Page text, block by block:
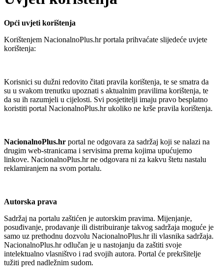
Opći uvjeti korištenja
Korištenjem NacionalnoPlus.hr portala prihvaćate slijedeće uvjete
korištenja:
Korisnici su dužni redovito čitati pravila korištenja, te se smatra da
su u svakom trenutku upoznati s aktualnim pravilima korištenja, te
da su ih razumjeli u cijelosti. Svi posjetitelji imaju pravo besplatno
koristiti portal NacionalnoPlus.hr ukoliko ne krše pravila korištenja.
NacionalnoPlus.hr portal ne odgovara za sadržaj koji se nalazi na
drugim web-stranicama i servisima prema kojima upućujemo
linkove. NacionalnoPlus.hr ne odgovara ni za kakvu štetu nastalu
reklamiranjem na svom portalu.
Autorska prava
Sadržaj na portalu zaštićen je autorskim pravima. Mijenjanje,
posuđivanje, prodavanje ili distribuiranje takvog sadržaja moguće je
samo uz prethodnu dozvolu NacionalnoPlus.hr ili vlasnika sadržaja.
NacionalnoPlus.hr odlučan je u nastojanju da zaštiti svoje
intelektualno vlasništvo i rad svojih autora. Portal će prekršitelje
tužiti pred nadležnim sudom.